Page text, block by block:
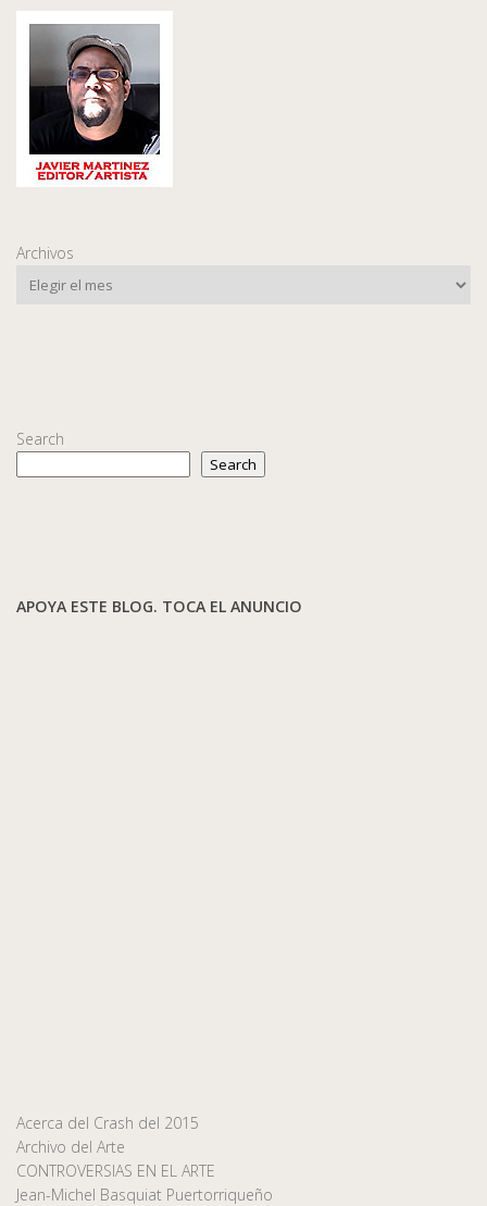
Archivos
Search
Search
APOYA ESTE BLOG. TOCA EL ANUNCIO
Acerca del Crash del 2015
Archivo del Arte
CONTROVERSIAS EN EL ARTE
Jean-Michel Basquiat Puertorriqueño